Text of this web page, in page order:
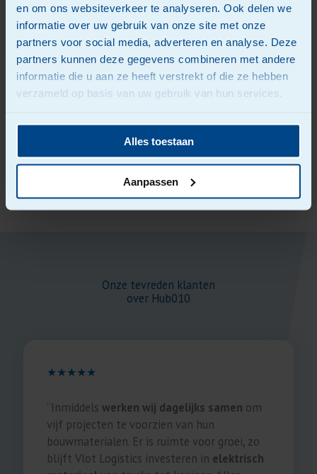
en om ons websiteverkeer te analyseren. Ook delen we
informatie over uw gebruik van onze site met onze
partners voor social media, adverteren en analyse. Deze
partners kunnen deze gegevens combineren met andere
informatie die u aan ze heeft verstrekt of die ze hebben
verzameld op basis van uw gebruik van hun services.
Alles toestaan
Aanpassen
energieopslagsysteem met snellader in om een grote
stap te zetten naar deze emissievrije bouwplaats.
Door dit te combineren met onze hubopslag
mogelijkheden aan de rand van de stad bieden we een
totaalpakket aan duurzame logistieke oplossingen
voor onze opdrachtgevers.
Onze tevreden klanten
over Hub010
★★★★★
“Inmiddels werken wij dagelijks samen om
vijf projecten te voorzien van hun
bouwmaterialen. Er is ruimte voor groei, zo
blijft Vlot Logistics investeren in elektrisch